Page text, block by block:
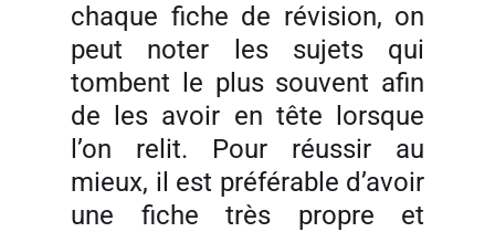
chaque fiche de révision, on
peut noter les sujets qui
tombent le plus souvent afin
de les avoir en tête lorsque
l’on relit. Pour réussir au
mieux, il est préférable d’avoir
une fiche très propre et